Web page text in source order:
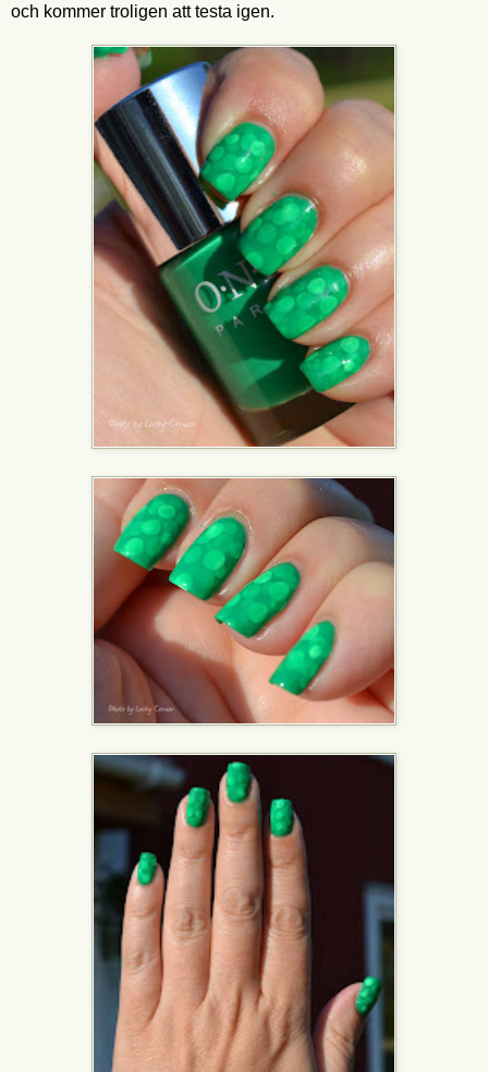
och kommer troligen att testa igen.